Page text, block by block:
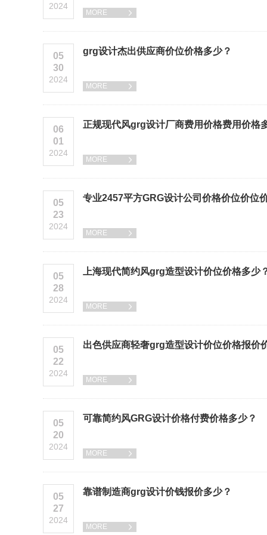
2024
MORE 
05
30
2024
grg设计杰出供应商价位价格多少？
MORE 
06
01
2024
正规现代风grg设计厂商费用价格费用价格
MORE 
05
23
2024
专业2457平方GRG设计公司价格价位价位
MORE 
05
28
2024
上海现代简约风grg造型设计价位价格多少
MORE 
05
22
2024
出色供应商轻奢grg造型设计价位价格报价
MORE 
05
20
2024
可靠简约风GRG设计价格付费价格多少？
MORE 
05
27
2024
靠谱制造商grg设计价钱报价多少？
MORE 